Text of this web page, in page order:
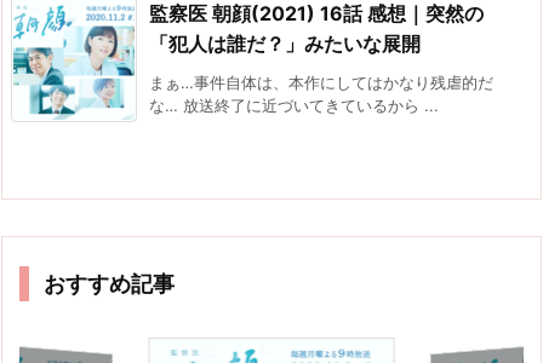
監察医 朝顔(2021) 16話 感想｜突然の
「犯人は誰だ？」みたいな展開
まぁ…事件自体は、本作にしてはかなり残虐的だ
な… 放送終了に近づいてきているから ...
おすすめ記事